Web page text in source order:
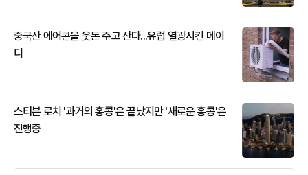
중국산 에어콘을 웃돈 주고 산다...유럽 열광시킨 메이
디
스티븐 로치 '과거의 홍콩'은 끝났지만 '새로운 홍콩'은
진행중